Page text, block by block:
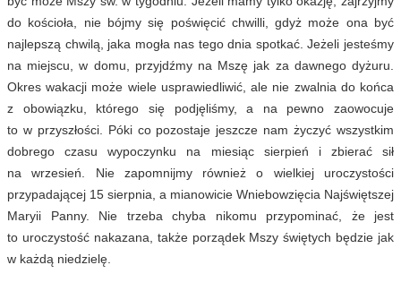
do kościoła, nie bójmy się poświęcić chwilli, gdyż może ona być
najlepszą chwilą, jaka mogła nas tego dnia spotkać. Jeżeli jesteśmy
na miejscu, w domu, przyjdźmy na Mszę jak za dawnego dyżuru.
Okres wakacji może wiele usprawiedliwić, ale nie zwalnia do końca
z obowiązku, którego się podjęliśmy, a na pewno zaowocuje
to w przyszłości. Póki co pozostaje jeszcze nam życzyć wszystkim
dobrego czasu wypoczynku na miesiąc sierpień i zbierać sił
na wrzesień. Nie zapomnijmy również o wielkiej uroczystości
przypadającej 15 sierpnia, a mianowicie Wniebowzięcia Najświętszej
Maryii Panny. Nie trzeba chyba nikomu przypominać, że jest
to uroczystość nakazana, także porządek Mszy świętych będzie jak
w każdą niedzielę.